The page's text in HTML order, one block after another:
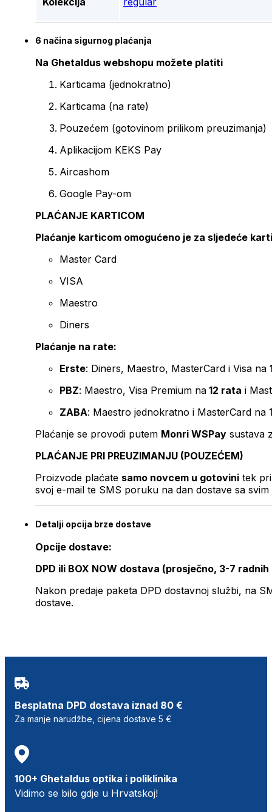
6 načina sigurnog plaćanja
Na Ghetaldus webshopu možete platiti
Karticama (jednokratno)
Karticama (na rate)
Pouzećem (gotovinom prilikom preuzimanja)
Aplikacijom KEKS Pay
Aircashom
Google Pay-om
PLAĆANJE KARTICOM
Plaćanje karticom omogućeno je za sljedeće
Master Card
VISA
Maestro
Diners
Plaćanje na rate:
Erste: Diners, Maestro, MasterCard i Visa na
PBZ: Maestro, Visa Premium na 12 rata i
ZABA: Maestro jednokratno i MasterCard na
Plaćanje se provodi putem Monri WSPay sustava
PLAĆANJE PRI PREUZIMANJU (POUZEĆEM)
Proizvode plaćate samo novcem u gotovini tek
svoj e-mail te SMS poruku na dan dostave sa svim
Detalji opcija brze dostave
Opcije dostave:
DPD ili BOX NOW dostava (prosječno, 3-7 radnih
Nakon predaje paketa DPD dostavnoj službi, na
dostave.
Besplatna DPD dostava iznad 80 €
Za manje narudžbe, cijena dostave 5 €
100+ Ghetaldus optika i poliklinika
Vidimo se bilo gdje u Hrvatskoj!